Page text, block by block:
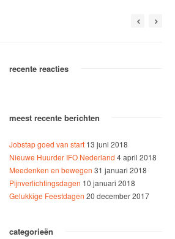
recente reacties
meest recente berichten
Jobstap goed van start 13 juni 2018
Nieuwe Huurder IFO Nederland 4 april 2018
Meedenken en bewegen 31 januari 2018
Pijnverlichtingsdagen 10 januari 2018
Gelukkige Feestdagen 20 december 2017
categorieën